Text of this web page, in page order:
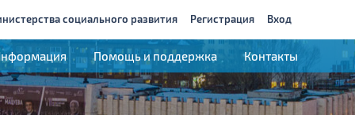
социального развития Регистрация Вход
Помощь и поддержка Контакты